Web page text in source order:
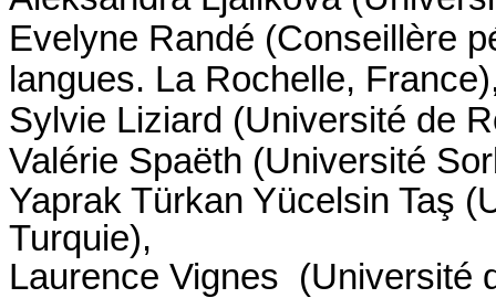
Evelyne Randé (Conseillère
langues. La Rochelle,
Sylvie Liziard (Université de
Valérie Spaëth (Université
Yaprak Türkan Yücelsin Taş
Turquie),
Laurence Vignes (Université